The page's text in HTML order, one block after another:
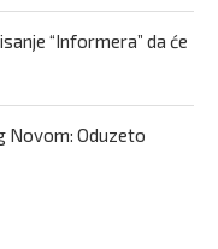
“Informera” da će
Novom: Oduzeto